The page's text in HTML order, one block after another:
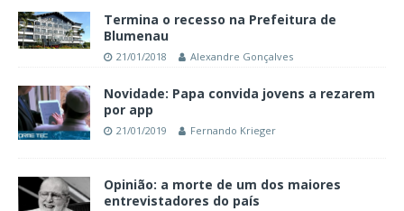
Termina o recesso na Prefeitura de
Blumenau
21/01/2018 Alexandre Gonçalves
Novidade: Papa convida jovens a rezarem
por app
21/01/2019 Fernando Krieger
Opinião: a morte de um dos maiores
entrevistadores do país